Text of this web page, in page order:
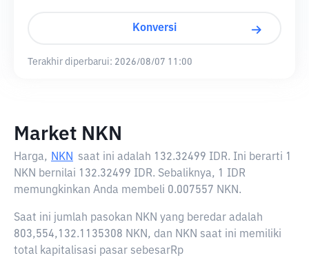
Konversi
Terakhir diperbarui: 2026/08/07 11:00
Market NKN
Harga, NKN saat ini adalah 132.32499 IDR. Ini berarti 1
NKN bernilai 132.32499 IDR. Sebaliknya, 1 IDR
memungkinkan Anda membeli 0.007557 NKN.
Saat ini jumlah pasokan NKN yang beredar adalah
803,554,132.1135308 NKN, dan NKN saat ini memiliki
total kapitalisasi pasar sebesarRp